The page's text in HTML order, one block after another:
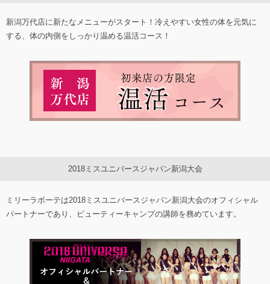
新潟万代店に新たなメニューがスタート！冷えやすい女性の体を元気に
する、体の内側をしっかり温める温活コース！
2018ミスユニバースジャパン新潟大会
ミリーラボーテは2018ミスユニバースジャパン新潟大会のオフィシャル
パートナーであり、ビューティーキャンプの講師を務めています。